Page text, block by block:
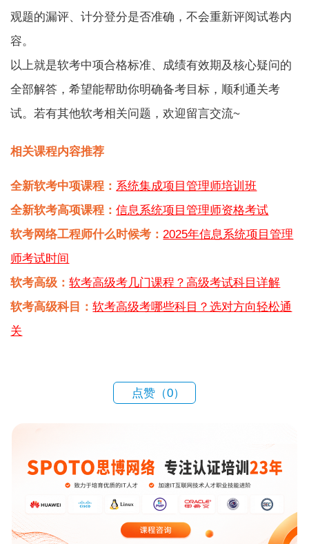
观题的漏评、计分登分是否准确，不会重新评阅试卷内
容。
以上就是软考中项合格标准、成绩有效期及核心疑问的
全部解答，希望能帮助你明确备考目标，顺利通关考
试。若有其他软考相关问题，欢迎留言交流~
相关课程内容推荐
全新软考中项课程： 系统集成项目管理师培训班
全新软考高项课程：信息系统项目管理师资格考试
软考网络工程师什么时候考： 2025年信息系统项目管理
师考试时间
软考高级：软考高级考几门课程？高级考试科目详解
软考高级科目：软考高级考哪些科目？选对方向轻松通
关
点赞（0）